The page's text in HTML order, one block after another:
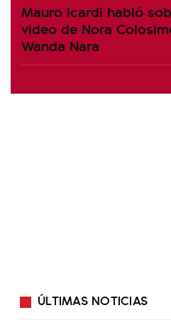
Mauro Icardi habló
video de Nora
Wanda Nara
ÚLTIMAS NOTICIAS